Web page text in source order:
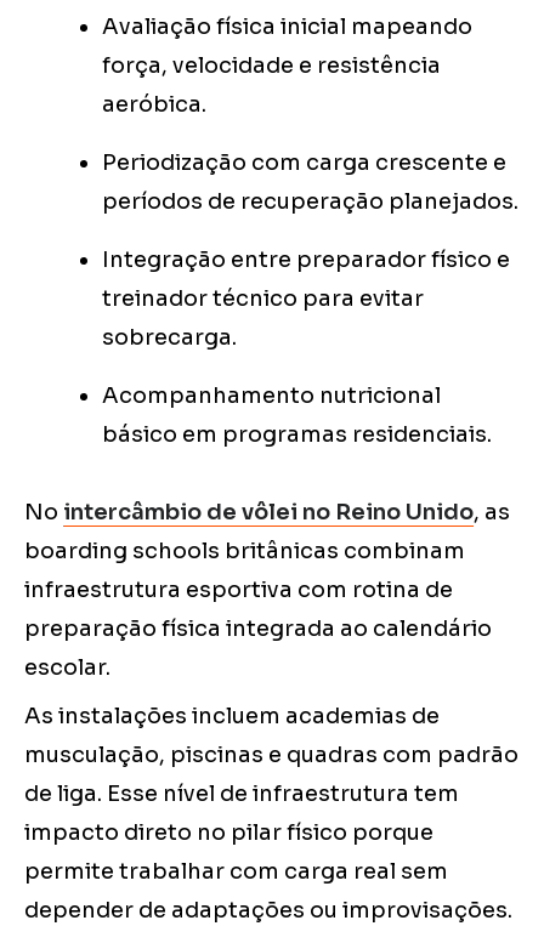
Avaliação física inicial mapeando
força, velocidade e resistência
aeróbica.
Periodização com carga crescente e
períodos de recuperação planejados.
Integração entre preparador físico e
treinador técnico para evitar
sobrecarga.
Acompanhamento nutricional
básico em programas residenciais.
No intercâmbio de vôlei no Reino Unido, as
boarding schools britânicas combinam
infraestrutura esportiva com rotina de
preparação física integrada ao calendário
escolar.
As instalações incluem academias de
musculação, piscinas e quadras com padrão
de liga. Esse nível de infraestrutura tem
impacto direto no pilar físico porque
permite trabalhar com carga real sem
depender de adaptações ou improvisações.